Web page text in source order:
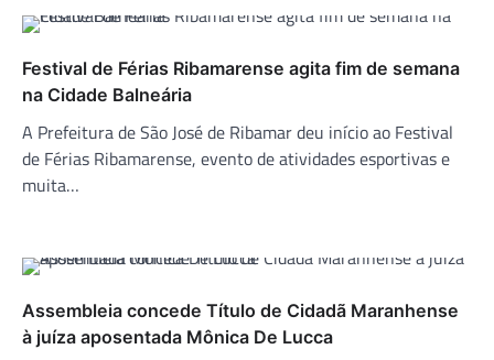
Festival de Férias Ribamarense agita fim de semana
na Cidade Balneária
A Prefeitura de São José de Ribamar deu início ao Festival
de Férias Ribamarense, evento de atividades esportivas e
muita…
Assembleia concede Título de Cidadã Maranhense
à juíza aposentada Mônica De Lucca